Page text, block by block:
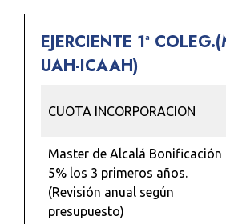
EJERCIENTE 1ª
UAH-ICAAH)
CUOTA INCORPORACION
Master de Alcalá Bonificación
5% los 3 primeros años.
(Revisión anual según
presupuesto)